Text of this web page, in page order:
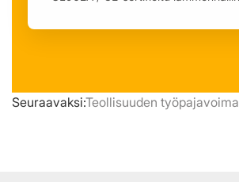
Seuraavaksi:Teollisuuden työpajavoima